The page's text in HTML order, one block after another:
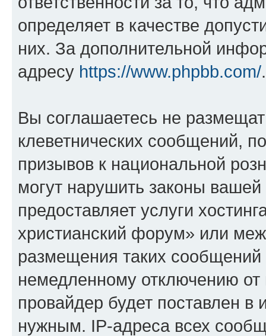
определяет в качестве
них. За дополнительной
адресу https://www.phpbb.com/.
Вы соглашаетесь не
клеветнических сообщений,
призывов к национальной
могут нарушить законы
предоставляет услуги
христианский форум» или
размещения таких
немедленному отключению
провайдер будет поставлен в
нужным. IP-адреса всех